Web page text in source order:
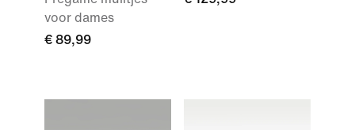
voor dames
€ 89,99